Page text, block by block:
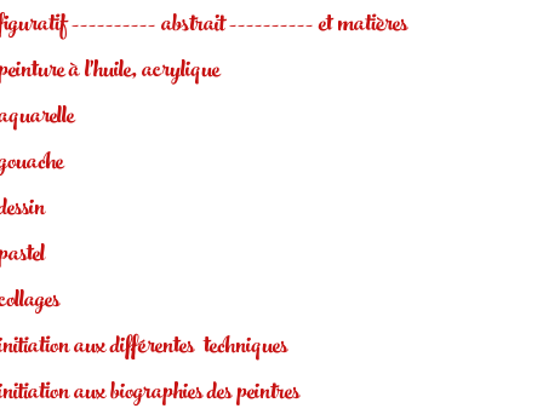
---------- abstrait ---------- et matières
à l'huile, acrylique
aux différentes techniques
aux biographies des peintres